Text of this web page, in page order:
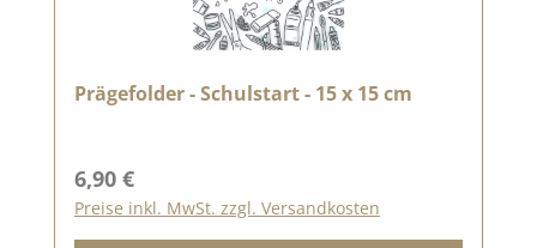
Prägefolder - Schulstart - 15 x 15 cm
Regulärer Preis:
6,90 €
Preise inkl. MwSt. zzgl. Versandkosten